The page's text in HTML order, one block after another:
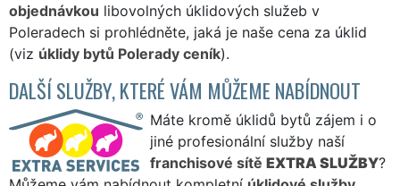
objednávkou libovolných úklidových služeb v
Poleradech si prohlédněte, jaká je naše cena za úklid
(viz úklidy bytů Polerady ceník).
DALŠÍ SLUŽBY, KTERÉ VÁM MŮŽEME NABÍDNOUT
Máte kromě úklidů bytů zájem i o
jiné profesionální služby naší
franchisové sítě EXTRA SLUŽBY?